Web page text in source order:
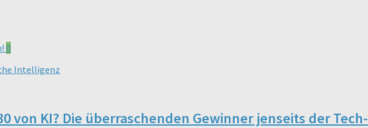
0
Intelligenz
von KI? Die überraschenden Gewinner jenseits der Tech-